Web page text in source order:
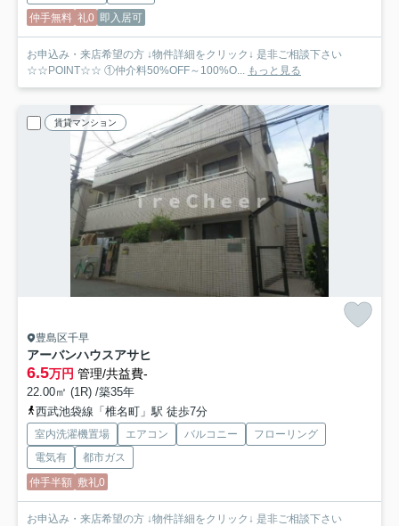
仲手無料 礼0 即入居可
お申込み・来店希望の方 ↓物件詳細をクリック↓ 是非ご相談下さい
☆☆POINT☆☆ ①仲介料50%OFF～100%O...
もっと見る
賃貸マンション
豊島区千早
アーバンハウスアサヒ
6.5万円 管理/共益費-
22.00㎡ (1R) /築35年
西武池袋線「椎名町」駅 徒歩7分
室内洗濯機置場 エアコン バルコニー
フローリング
電気有
都市ガス
仲手半額 敷礼0
お申込み・来店希望の方 ↓物件詳細をクリック↓ 是非ご相談下さい